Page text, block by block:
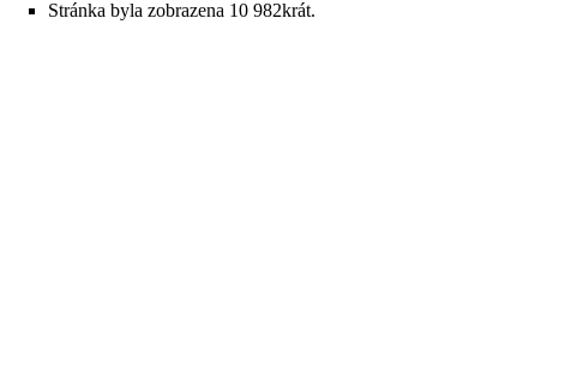
Stránka byla zobrazena 10 982krát.